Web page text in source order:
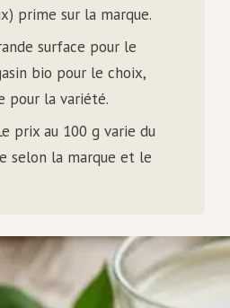
prime sur la marque.
surface pour le
bio pour le choix,
pour la variété.
prix au 100 g varie du
selon la marque et le